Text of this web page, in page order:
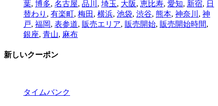
葉, 博多, 名古屋, 品川 , 埼玉, 大阪, 恵比寿, 愛知, 新宿, 日
替わり , 有楽町, 梅田 , 横浜, 池袋, 渋谷, 熊本, 神奈川 , 神
戸, 福岡, 表参道, 販売エリア, 販売開始, 販売開始時間,
銀座, 青山, 麻布
新しいクーポン
タイムバンク